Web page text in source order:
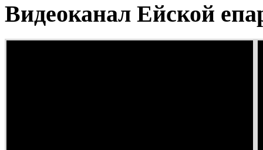
Видеоканал Ейской